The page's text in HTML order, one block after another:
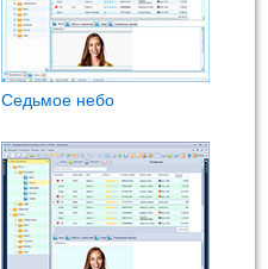
Седьмое небо